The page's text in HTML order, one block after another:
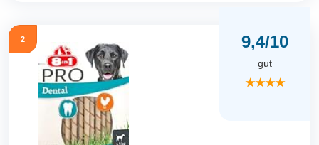
2 9,4/10
gut
★★★★